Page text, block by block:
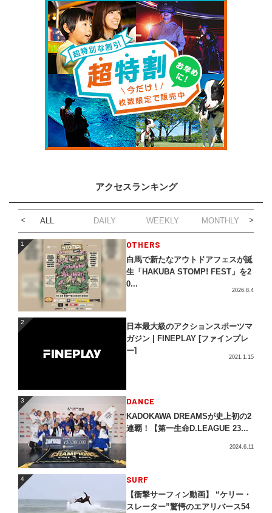
アクセスランキング
ALL DAILY WEEKLY MONTHLY
1 OTHERS
白馬で新たなアウトドアフェスが誕
生「HAKUBA STOMP! FEST」を2
0...
2026.8.4
2
日本最大級のアクションスポーツマ
ガジン | FINEPLAY [ファインプレ
ー]
2021.1.15
3 DANCE
KADOKAWA DREAMSが史上初の2
連覇！【第一生命D.LEAGUE 23...
2024.6.11
4 SURF
【衝撃サーフィン動画】 “ケリー・
スレーター”驚愕のエアリバース54